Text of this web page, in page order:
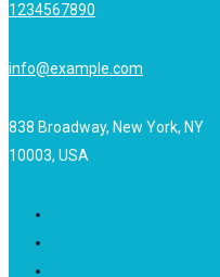
1234567890
info@example.com
838 Broadway, New York, NY
10003, USA